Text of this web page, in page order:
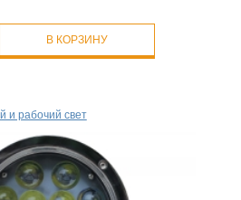
В КОРЗИНУ
и рабочий свет